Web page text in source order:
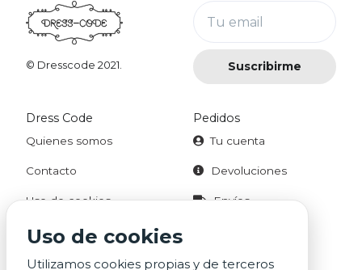
© Dresscode 2021.
Tu email
Suscribirme
Dress Code
Quienes somos
Contacto
Uso de cookies
Aviso legal
Pedidos
Tu cuenta
Devoluciones
Envíos
Uso de cookies
Utilizamos cookies propias y de terceros